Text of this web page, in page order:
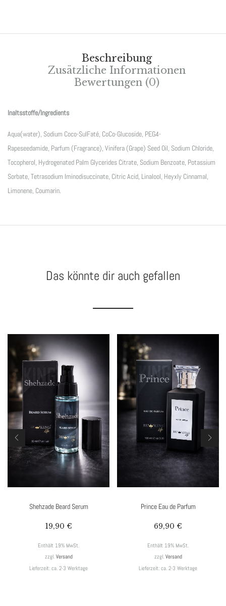
Beschreibung
Zusätzliche Informationen
Bewertungen (0)
Inaltsstoffe/Ingredients
Aqua(water), Sodium Coco-SulFaté, CoCo-Glucoside, PEG4-
Rapeseedamide, Parfum (Fragrance), Vinifera (Grape) Seed Oil, Sodium Chloride,
Tocopherol, Hydrogenated Palm Glycerides Citrate, Sodium Benzoate, Potassium
Sorbate, Tetrasodium Iminodisuccinate, Citric Acid, Linalool, Heyxly Cinnamal,
Limonene, Coumarin.
Das könnte dir auch gefallen
Shehzade Beard Serum
19,90 €
Enthält 19% MwSt.
zzgl. Versand
Lieferzeit: ca. 2-3 Werktage
Prince Eau de Parfum
69,90 €
Enthält 19% MwSt.
zzgl. Versand
Lieferzeit: ca. 2-3 Werktage